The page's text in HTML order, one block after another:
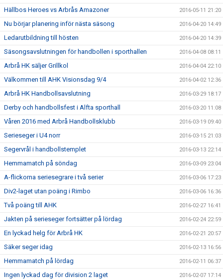
Hällbos Heroes vs Arbrås Amazoner 2016-05-11 21:20
Nu börjar planering inför nästa säsong 2016-04-20 14:49
Ledarutbildning till hösten 2016-04-20 14:39
Säsongsavslutningen för handbollen i sporthallen 2016-04-08 08:11
Arbrå HK säljer Grillkol 2016-04-04 22:10
Välkommen till AHK Visionsdag 9/4 2016-04-02 12:36
Arbrå HK Handbollsavslutning 2016-03-29 18:17
Derby och handbollsfest i Alfta sporthall 2016-03-20 11:08
Våren 2016 med Arbrå Handbollsklubb 2016-03-19 09:40
Serieseger i U4 norr 2016-03-15 21:03
Segervrål i handbollstemplet 2016-03-13 22:14
Hemmamatch på söndag 2016-03-09 23:04
A-flickorna seriesegrare i två serier 2016-03-06 17:23
Div2-laget utan poäng i Rimbo 2016-03-06 16:36
Två poäng till AHK 2016-02-27 16:41
Jakten på serieseger fortsätter på lördag 2016-02-24 22:59
En lyckad helg för Arbrå HK 2016-02-21 20:57
Säker seger idag 2016-02-13 16:56
Hemmamatch på lördag 2016-02-11 06:37
Ingen lyckad dag för division 2 laget 2016-02-07 17:14